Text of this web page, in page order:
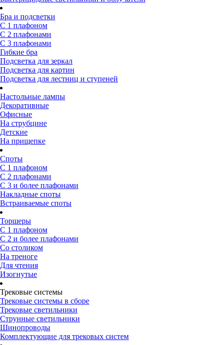
Бра и подсветки
С 1 плафоном
С 2 плафонами
С 3 плафонами
Гибкие бра
Подсветка для зеркал
Подсветка для картин
Подсветка для лестниц и ступеней
Настольные лампы
Декоративные
Офисные
На струбцине
Детские
На прищепке
Споты
С 1 плафоном
С 2 плафонами
С 3 и более плафонами
Накладные споты
Встраиваемые споты
Торшеры
С 1 плафоном
С 2 и более плафонами
Со столиком
На треноге
Для чтения
Изогнутые
Трековые системы
Трековые системы в сборе
Трековые светильники
Струнные светильники
Шинопроводы
Комплектующие для трековых систем